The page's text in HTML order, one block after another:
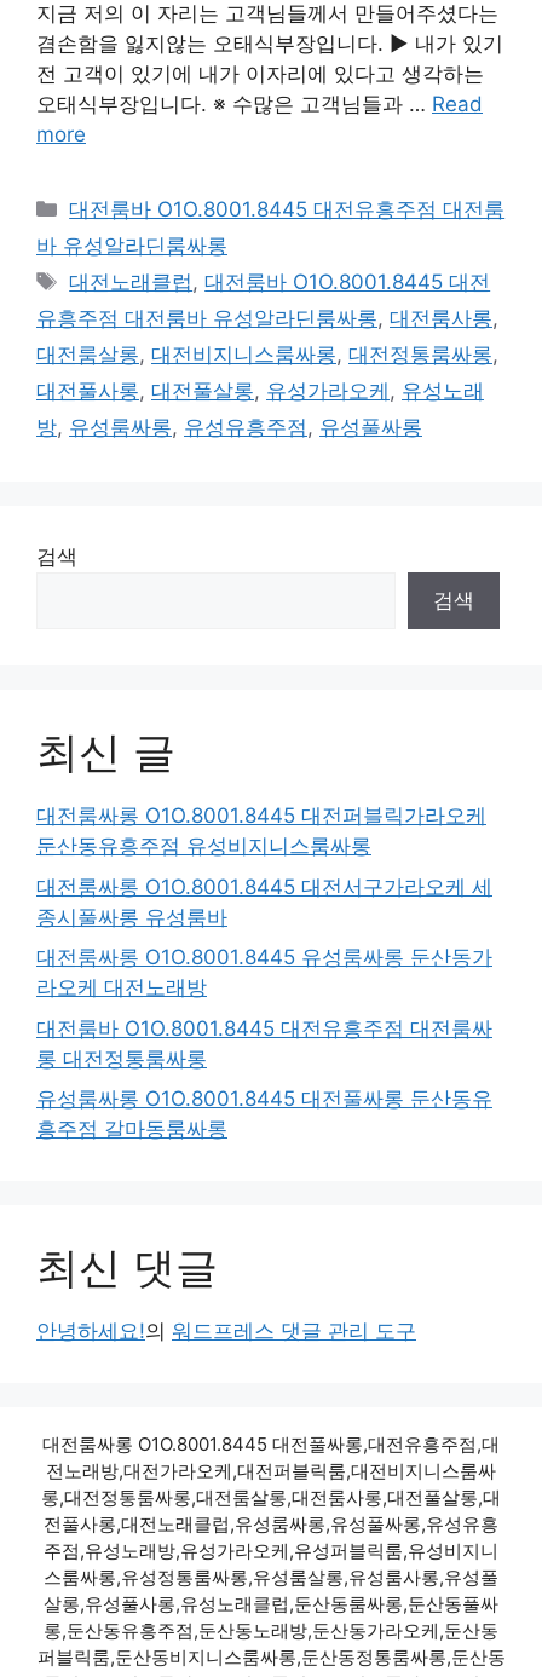
지금 저의 이 자리는 고객님들께서 만들어주셨다는
겸손함을 잃지않는 오태식부장입니다. ▶ 내가 있기
전 고객이 있기에 내가 이자리에 있다고 생각하는
오태식부장입니다. ※ 수많은 고객님들과 … Read
more
카
테
리
대전룸바 O1O.8001.8445 대전유흥주점 대전룸
바 유성알라딘룸싸롱
태
그
대전노래클럽,대전룸바 O1O.8001.8445 대전
유흥주점 대전룸바 유성알라딘룸싸롱, 대전룸사롱,
대전룸살롱, 대전비지니스룸싸롱, 대전정통룸싸롱,
대전풀사롱, 대전풀살롱, 유성가라오케 , 유성노래
방, 유성룸싸롱, 유성유흥주점, 유성풀싸롱
검색
검색
최신 글
대전룸싸롱 O1O.8001.8445 대전퍼블릭가라오케
둔산동유흥주점 유성비지니스룸싸롱
대전룸싸롱 O1O.8001.8445 대전서구가라오케 세
종시풀싸롱 유성룸바
대전룸싸롱 O1O.8001.8445 유성룸싸롱 둔산동가
라오케 대전노래방
대전룸바 O1O.8001.8445 대전유흥주점 대전룸싸
롱 대전정통룸싸롱
유성룸싸롱 O1O.8001.8445 대전풀싸롱 둔산동유
흥주점 갈마동룸싸롱
최신 댓글
안녕하세요!의 워드프레스 댓글 관리 도구
대전룸싸롱 O1O.8001.8445 대전풀싸롱,대전유흥주점,대
전노래방,대전가라오케,대전퍼블릭룸,대전비지니스룸싸
롱,대전정통룸싸롱,대전룸살롱,대전룸사롱,대전풀살롱,대
전풀사롱,대전노래클럽,유성룸싸롱,유성풀싸롱,유성유흥
주점,유성노래방,유성가라오케,유성퍼블릭룸,유성비지니
스룸싸롱,유성정통룸싸롱,유성룸살롱,유성룸사롱,유성풀
살롱,유성풀사롱,유성노래클럽,둔산동룸싸롱,둔산동풀싸
롱,둔산동유흥주점,둔산동노래방,둔산동가라오케,둔산동
퍼블릭룸,둔산동비지니스룸싸롱,둔산동정통룸싸롱,둔산동